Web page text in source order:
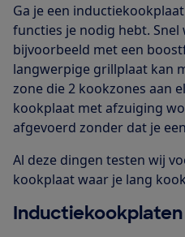
Ga je een
functies je nodig hebt.
bijvoorbeeld met een
langwerpige grillplaat kan
zone die 2 kookzones aan
kookplaat met afzuiging
afgevoerd zonder dat je
Al deze dingen testen wij
kookplaat waar je lang